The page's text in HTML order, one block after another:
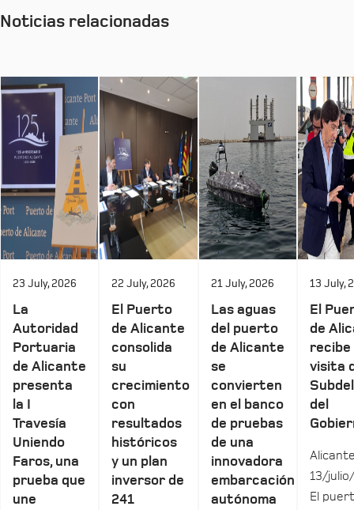
Noticias relacionadas
23 July, 2026
La
Autoridad
Portuaria
de Alicante
presenta
la I
Travesía
Uniendo
Faros, una
prueba que
une
22 July, 2026
El Puerto
de Alicante
consolida
su
crecimiento
con
resultados
históricos
y un plan
inversor de
241
21 July, 2026
Las aguas
del puerto
de Alicante
se
convierten
en el banco
de pruebas
de una
innovadora
embarcación
autónoma
13 July,
El
de
recibe
visita
del
13/
El